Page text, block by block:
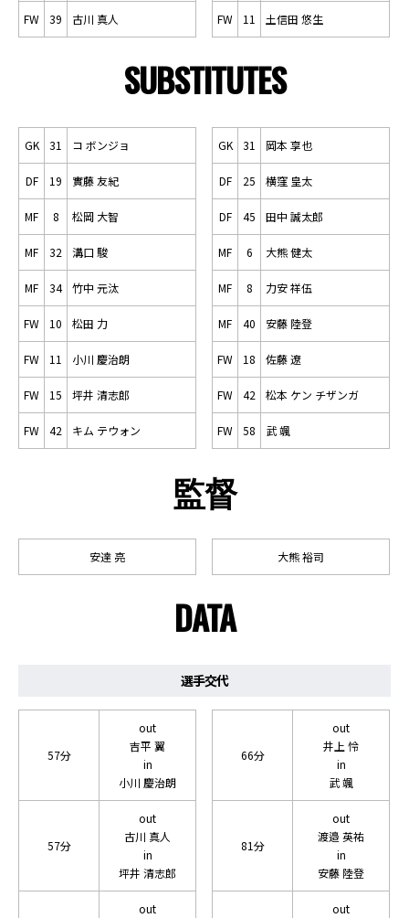
FW 39 古川 真人 FW 11 土信田 悠生
SUBSTITUTES
GK 31 コ ボンジョ
DF 19 實藤 友紀
MF 8 松岡 大智
MF 32 溝口 駿
MF 34 竹中 元汰
FW 10 松田 力
FW 11 小川 慶治朗
FW 15 坪井 清志郎
FW 42 キム テウォン
GK 31 岡本 享也
DF 25 横窪 皇太
DF 45 田中 誠太郎
MF 6 大熊 健太
MF 8 力安 祥伍
MF 40 安藤 陸登
FW 18 佐藤 遼
FW 42 松本 ケン チザンガ
FW 58 武 颯
監督
安達 亮 大熊 裕司
DATA
選手交代
57分
out
吉平 翼
in
小川 慶治朗
57分
out
古川 真人
in
坪井 清志郎
out
66分
out
井上 怜
in
武 颯
81分
out
渡邉 英祐
in
安藤 陸登
out